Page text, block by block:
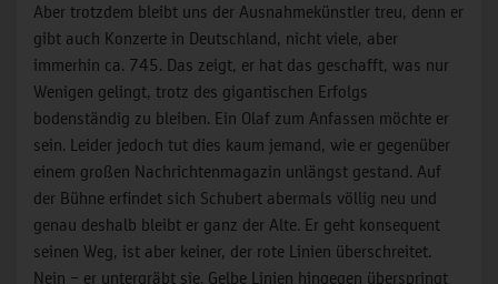
Aber trotzdem bleibt uns der Ausnahmekünstler treu, denn er
gibt auch Konzerte in Deutschland, nicht viele, aber
immerhin ca. 745. Das zeigt, er hat das geschafft, was nur
Wenigen gelingt, trotz des gigantischen Erfolgs
bodenständig zu bleiben. Ein Olaf zum Anfassen möchte er
sein. Leider jedoch tut dies kaum jemand, wie er gegenüber
einem großen Nachrichtenmagazin unlängst gestand. Auf
der Bühne erfindet sich Schubert abermals völlig neu und
genau deshalb bleibt er ganz der Alte. Er geht konsequent
seinen Weg, ist aber keiner, der rote Linien überschreitet.
Nein – er untergräbt sie. Gelbe Linien hingegen überspringt